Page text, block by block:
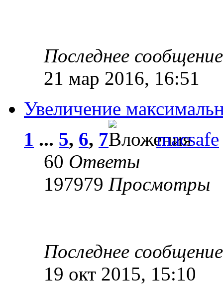
Последнее
21 мар 2016, 16:51
Увеличение
1 ... 5, 6, 7 macsafe
60 Ответы
197979 Просмотры
Последнее
19 окт 2015, 15:10